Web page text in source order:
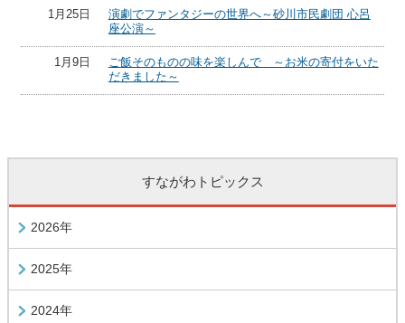
1月25日
演劇でファンタジーの世界へ～砂川市民劇団 心呂
座公演～
1月9日
ご飯そのものの味を楽しんで ～お米の寄付をいた
だきました～
すながわトピックス
2026年
2025年
2024年